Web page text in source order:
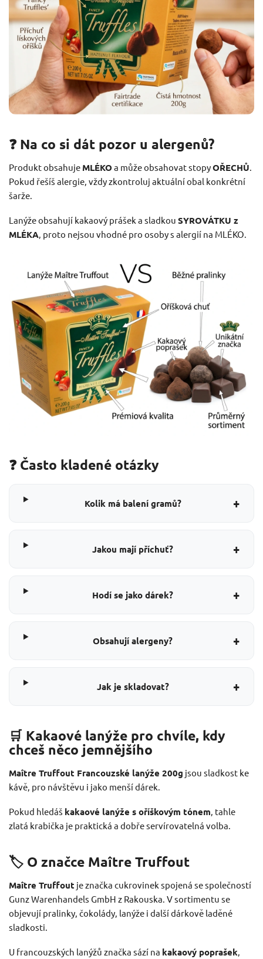
❓ Na co si dát pozor u alergenů?
Produkt obsahuje MLÉKO a může obsahovat stopyOŘECHŮ
Pokud řešíš alergie, vždy zkontroluj aktuální obal konkrétní
šarže.
Lanýže obsahují kakaový prášek a sladkou SYROVÁTKU z
MLÉKA , proto nejsou vhodné pro osoby s alergií na MLÉKO.
❓ Často kladené otázky
Kolik má balení gramů? +
Jakou mají příchuť? +
Hodí se jako dárek? +
Obsahují alergeny? +
Jak je skladovat? +
🛒 Kakaové lanýže pro chvíle, kdy
chceš něco jemnějšího
Maître Truffout Francouzské lanýže 200g jsou sladkost ke
kávě, pro návštěvu i jako menší dárek.
Pokud hledáš kakaové lanýže s oříškovým tónem , tahle
zlatá krabička je praktická a dobře servírovatelná volba.
🏷️ O značce Maître Truffout
Maître Truffout je značka cukrovinek spojená se společností
Gunz Warenhandels GmbH z Rakouska. V sortimentu se
objevují pralinky, čokolády, lanýže i další dárkově laděné
sladkosti.
U francouzských lanýžů značka sází na kakaový poprašek,